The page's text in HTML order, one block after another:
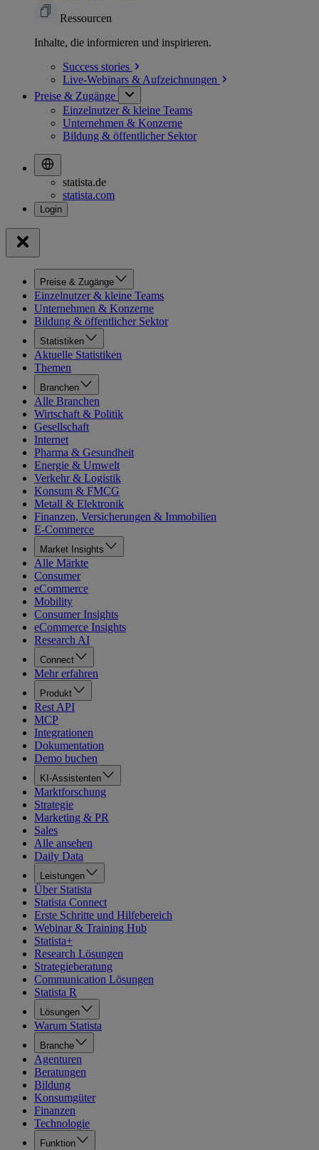
Ressourcen
Inhalte, die informieren und inspirieren.
Success stories
Live-Webinars & Aufzeichnungen
Preise & Zugänge
Einzelnutzer & kleine Teams
Unternehmen & Konzerne
Bildung & öffentlicher Sektor
statista.de
statista.com
Preise & Zugänge
Einzelnutzer & kleine Teams
Unternehmen & Konzerne
Bildung & öffentlicher Sektor
Statistiken
Aktuelle Statistiken
Themen
Branchen
Alle Branchen
Wirtschaft & Politik
Gesellschaft
Internet
Pharma & Gesundheit
Energie & Umwelt
Verkehr & Logistik
Konsum & FMCG
Metall & Elektronik
Finanzen, Versicherungen & Immobilien
E-Commerce
Market Insights
Alle Märkte
Consumer
eCommerce
Mobility
Consumer Insights
eCommerce Insights
Research AI
Connect
Mehr erfahren
Produkt
Rest API
MCP
Integrationen
Dokumentation
Demo buchen
KI-Assistenten
Marktforschung
Strategie
Marketing & PR
Sales
Alle ansehen
Daily Data
Leistungen
Über Statista
Statista Connect
Erste Schritte und Hilfebereich
Webinar & Training Hub
Statista+
Research Lösungen
Strategieberatung
Communication Lösungen
Statista R
Lösungen
Warum Statista
Branche
Agenturen
Beratungen
Bildung
Konsumgüter
Finanzen
Technologie
Funktion